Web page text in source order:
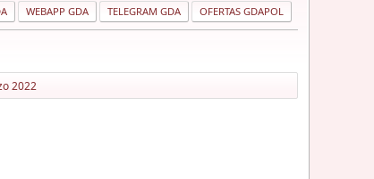
WEBAPP GDA TELEGRAM GDA OFERTAS GDAPOL
2022